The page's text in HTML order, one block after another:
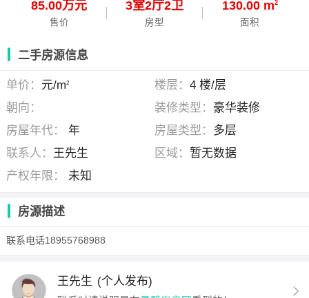
85.00万元
售价
3室2厅2卫
房型
130.00 m2
面积
二手房源信息
单价： 元/m2 楼层： 4 楼/层
朝向：
装修类型： 豪华装修
房屋年代：
年 房屋类型： 多层
联系人： 王先生 区域： 暂无数据
产权年限：
未知
房源描述
联系电话18955768988
王先生 (个人发布)